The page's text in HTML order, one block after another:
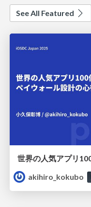
See All Featured
akihiro_kokubo